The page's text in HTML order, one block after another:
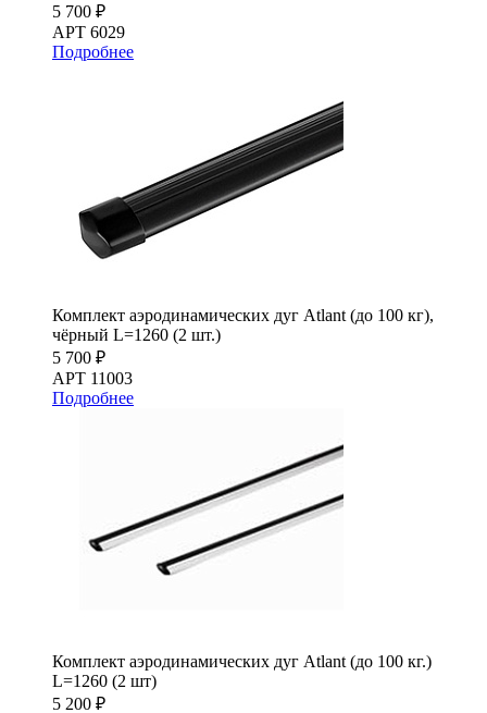
5 700 ₽
АРТ 6029
Подробнее
Комплект аэродинамических дуг Atlant (до 100 кг),
чёрный L=1260 (2 шт.)
5 700 ₽
АРТ 11003
Подробнее
Комплект аэродинамических дуг Atlant (до 100 кг.)
L=1260 (2 шт)
5 200 ₽